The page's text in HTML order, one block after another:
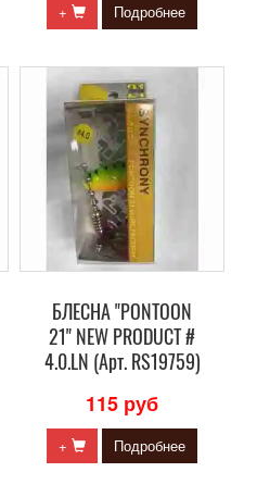
+ Подробнее
БЛЕСНА "PONTOON
21" NEW PRODUCT #
4.0.LN (Арт. RS19759)
115 руб
+ Подробнее